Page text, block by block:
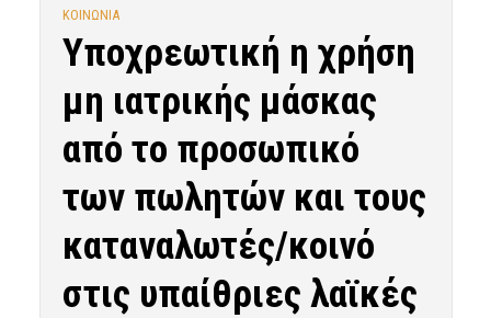
ΚΟΙΝΩΝΙΑ
Yποχρεωτική η χρήση
μη ιατρικής μάσκας
από το προσωπικό
των πωλητών και τους
καταναλωτές/κοινό
στις υπαίθριες λαϊκές